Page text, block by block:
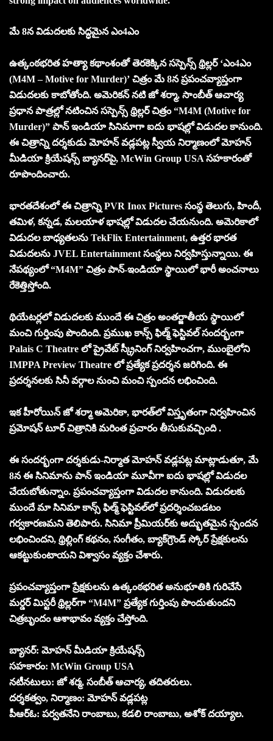
మే 8న విడుదలకు సిద్ధమైన ఎం4ఎం
ఉత్కంఠభరిత హత్యా కథాంశంతో తెరకెక్కిన సస్పెన్స్ థ్రిల్లర్ ‘ఎం4ఎం
(M4M – Motive for Murder)’ చిత్రం మే 8న ప్రపంచవ్యాప్తంగా
విడుదలకు కాబోతోంది. అమెరికన్ నటి జో శర్మా, సాంబీత్ ఆచార్య
ప్రధాన పాత్రల్లో నటించిన సస్పెన్స్ థ్రిల్లర్ చిత్రం “M4M (Motive for
Murder)” పాన్ ఇండియా సినిమాగా ఐదు భాష‌ల్లో విడుద‌ల కానుంది.
ఈ చిత్రాన్ని దర్శకుడు మోహన్ వడ్లపట్ల స్వీయ నిర్మాణంలో మోహన్
మీడియా క్రియేషన్స్ బ్యానర్‌పై, McWin Group USA సహకారంతో
రూపొందించారు.
భారతదేశంలో ఈ చిత్రాన్ని PVR Inox Pictures సంస్థ తెలుగు, హిందీ,
తమిళ, కన్నడ, మలయాళ భాషల్లో విడుదల చేయనుంది. అమెరికాలో
విడుదల బాధ్యతలను TekFlix Entertainment, ఉత్తర భారత
విడుదలను JVEL Entertainment సంస్థలు నిర్వహిస్తున్నాయి. ఈ
నేపథ్యంలో “M4M” చిత్రం పాన్-ఇండియా స్థాయిలో భారీ అంచనాలు
రేకెత్తిస్తోంది.
థియేటర్లలో విడుదలకు ముందే ఈ చిత్రం అంతర్జాతీయ స్థాయిలో
మంచి గుర్తింపు పొందింది. ప్రముఖ కాన్స్ ఫిల్మ్ ఫెస్టివల్ సందర్భంగా
Palais C Theatre లో ప్రైవేట్ స్క్రీనింగ్ నిర్వహించగా, ముంబైలోని
IMPPA Preview Theatre లో ప్రత్యేక ప్రదర్శన జరిగింది. ఈ
ప్రదర్శనలకు సినీ వర్గాల నుంచి మంచి స్పందన లభించింది.
ఇక హీరోయిన్ జో శర్మా అమెరికా, భారత్‌లో విస్తృతంగా నిర్వహించిన
ప్రమోషన్ టూర్ చిత్రానికి మరింత ప్రచారం తీసుకువచ్చింది .
ఈ సందర్భంగా దర్శకుడు-నిర్మాత మోహన్ వడ్లపట్ల మాట్లాడుతూ, మే
8న ఈ సినిమాను పాన్ ఇండియా మూవీగా ఐదు భాష‌ల్లో విడుద‌ల
చేయ‌బోతున్నాం. ప్ర‌పంచవ్యాప్తంగా విడుద‌ల కానుంది. విడుద‌ల‌కు
ముందే మా సినిమా కాన్స్ ఫిల్మ్ ఫెస్టివల్‌లో ప్రదర్శించబడటం
గర్వకారణమని తెలిపారు. సినిమా ప్రీమియర్‌కు అద్భుతమైన స్పందన
లభించిందని, థ్రిల్లింగ్ కథనం, సంగీతం, బ్యాక్‌గ్రౌండ్ స్కోర్ ప్రేక్షకులను
ఆకట్టుకుంటాయని విశ్వాసం వ్యక్తం చేశారు.
ప్రపంచవ్యాప్తంగా ప్రేక్షకులను ఉత్కంఠభరిత అనుభూతికి గురిచేసే
మర్డర్ మిస్టరీ థ్రిల్లర్‌గా “M4M” ప్రత్యేక గుర్తింపు పొందుతుందని
చిత్రబృందం ఆశాభావం వ్యక్తం చేస్తోంది.
బ్యానర్‌: మోహన్ మీడియా క్రియేషన్స్
సహకారం: McWin Group USA
న‌టీన‌టులు: జో శర్మ, సంబీత్ ఆచార్య, త‌దిత‌రులు.
ద‌ర్శ‌క‌త్వం, నిర్మాణం: మోహన్ వడ్లపట్ల
పీఆర్ఓ: ప‌ర్వ‌త‌నేని రాంబాబు, క‌డ‌లి రాంబాబు, అశోక్ ద‌య్యాల‌.